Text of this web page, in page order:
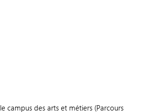
campus des arts et métiers (Parcours